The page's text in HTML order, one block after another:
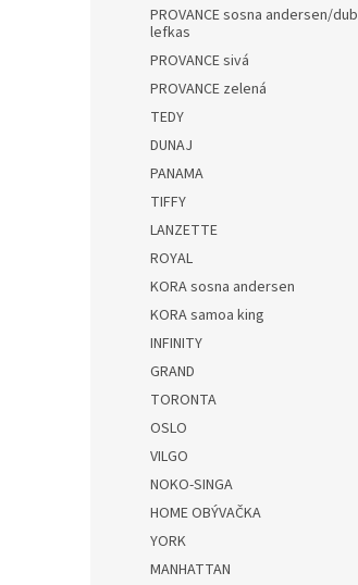
PROVANCE sosna andersen/dub
lefkas
PROVANCE sivá
PROVANCE zelená
TEDY
DUNAJ
PANAMA
TIFFY
LANZETTE
ROYAL
KORA sosna andersen
KORA samoa king
INFINITY
GRAND
TORONTA
OSLO
VILGO
NOKO-SINGA
HOME OBÝVAČKA
YORK
MANHATTAN